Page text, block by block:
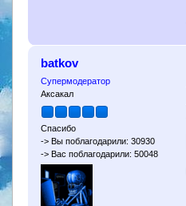
batkov
Супермодератор
Аксакал
Спасибо
-> Вы поблагодарили: 30930
-> Вас поблагодарили: 50048